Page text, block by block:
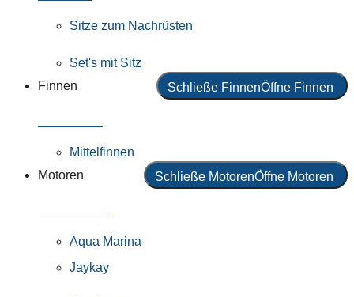
Sitze zum Nachrüsten
Set's mit Sitz
Finnen
Schließe FinnenÖffne Finnen
Mittelfinnen
Motoren
Schließe MotorenÖffne Motoren
Aqua Marina
Jaykay